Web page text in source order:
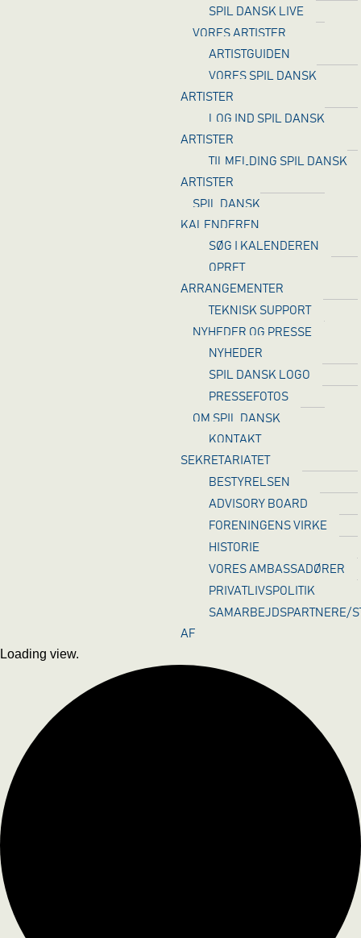
SPIL DANSK LIVE
VORES ARTISTER
ARTISTGUIDEN
VORES SPIL DANSK
ARTISTER
LOG IND SPIL DANSK
ARTISTER
TILMELDING SPIL DANSK
ARTISTER
SPIL DANSK
KALENDEREN
SØG I KALENDEREN
OPRET
ARRANGEMENTER
TEKNISK SUPPORT
NYHEDER OG PRESSE
NYHEDER
SPIL DANSK LOGO
PRESSEFOTOS
OM SPIL DANSK
KONTAKT
SEKRETARIATET
BESTYRELSEN
ADVISORY BOARD
FORENINGENS VIRKE
HISTORIE
VORES AMBASSADØRER
PRIVATLIVSPOLITIK
SAMARBEJDSPARTNERE/
AF
Loading view.